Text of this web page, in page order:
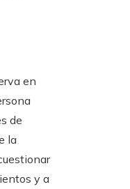
en
de
la
y a